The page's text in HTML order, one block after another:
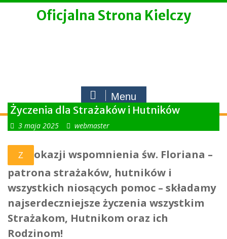
Skip
Oficjalna Strona Kielczy
Menu
Życzenia dla Strażaków i Hutników
3 maja 2025 webmaster
Z
okazji wspomnienia św. Floriana –
patrona strażaków, hutników i
wszystkich niosących pomoc – składamy
najserdeczniejsze życzenia wszystkim
Strażakom, Hutnikom oraz ich
Rodzinom!